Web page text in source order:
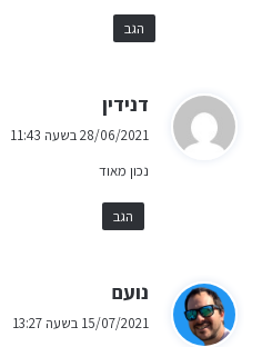
הגב
דנידין
ג
28/06/2021 בשעה 11:43
נכון מאוד
הגב
נועם
15/07/2021 בשעה 13:27